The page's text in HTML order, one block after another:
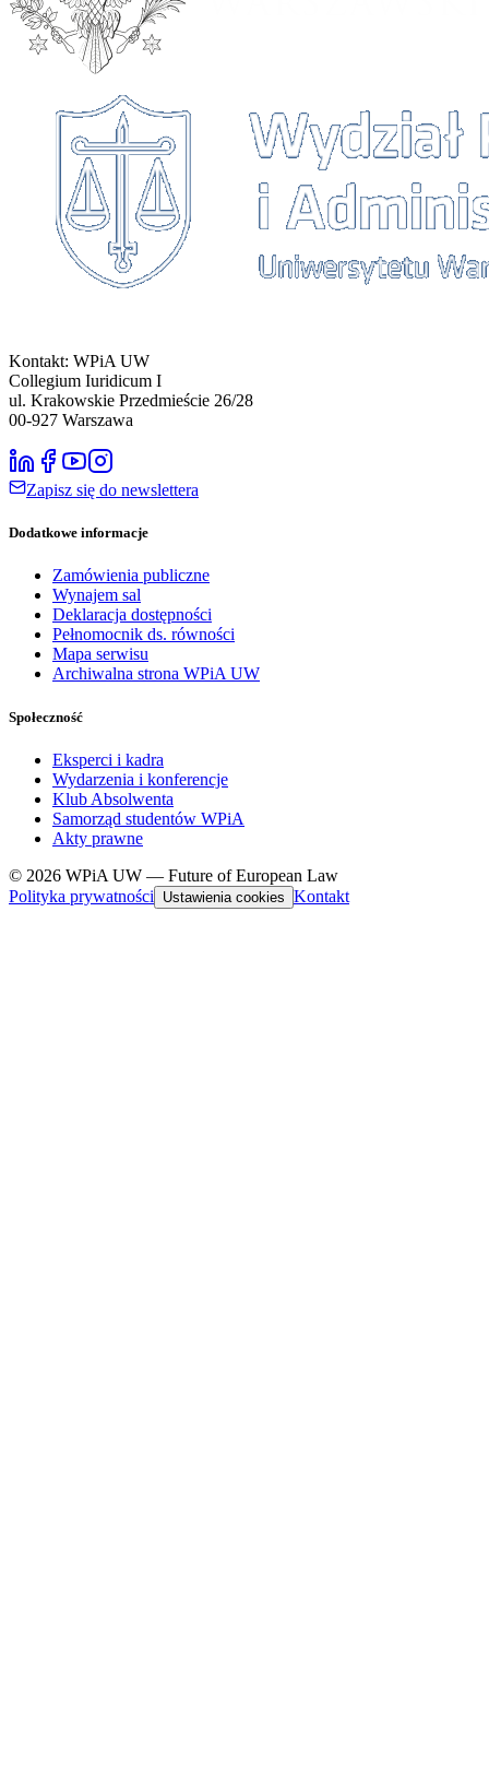
Kontakt: WPiA UW
Collegium Iuridicum I
ul. Krakowskie Przedmieście 26/28
00-927 Warszawa
Zapisz się do newslettera
Dodatkowe informacje
Zamówienia publiczne
Wynajem sal
Deklaracja dostępności
Pełnomocnik ds. równości
Mapa serwisu
Archiwalna strona WPiA UW
Społeczność
Eksperci i kadra
Wydarzenia i konferencje
Klub Absolwenta
Samorząd studentów WPiA
Akty prawne
© 2026 WPiA UW — Future of European Law
Polityka prywatności
Ustawienia cookies Kontakt